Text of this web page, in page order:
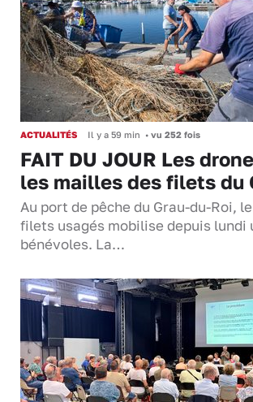
ACTUALITÉS Il y a 59 min • vu 252 fois
FAIT DU JOUR Les
les mailles des filets du
Au port de pêche du Grau-du-Roi,
filets usagés mobilise depuis lundi
bénévoles. La…